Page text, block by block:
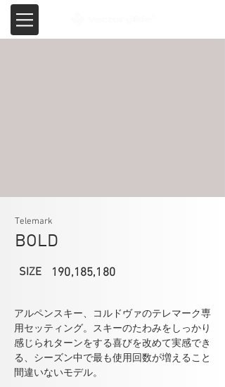
BOLD
Telemark
SIZE 190,185,180
アルペンスキー、コルドヴァのテレマーク専
用セッティング。スキーのたわみをしっかり
感じられターンをする喜びを改めて実感でき
る、シーズン中で最も使用回数が増えること
間違いないモデル。